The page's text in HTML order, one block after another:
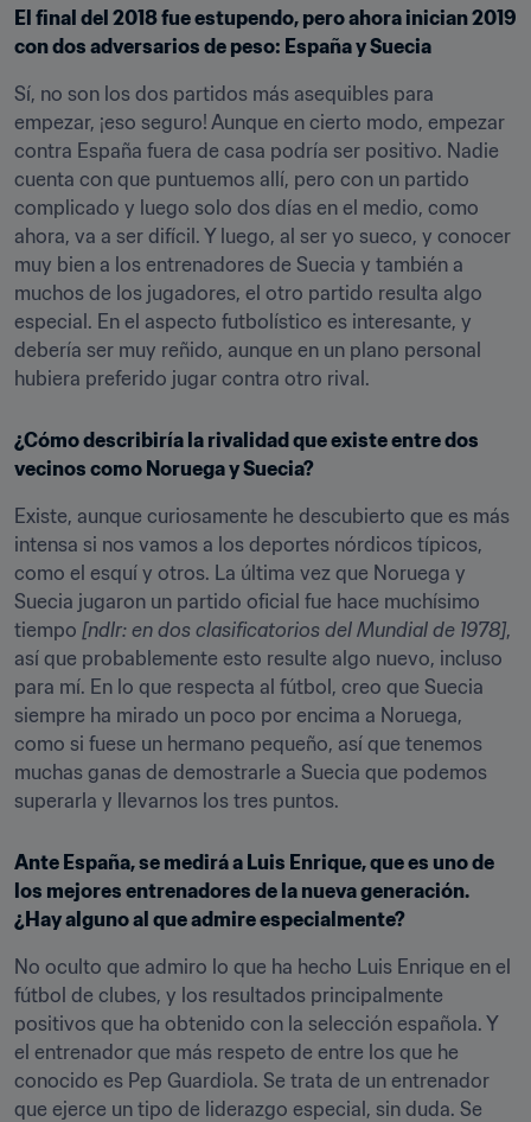
El final del 2018 fue estupendo, pero ahora inician 2019
con dos adversarios de peso: España y Suecia
Sí, no son los dos partidos más asequibles para
empezar, ¡eso seguro! Aunque en cierto modo, empezar
contra España fuera de casa podría ser positivo. Nadie
cuenta con que puntuemos allí, pero con un partido
complicado y luego solo dos días en el medio, como
ahora, va a ser difícil. Y luego, al ser yo sueco, y conocer
muy bien a los entrenadores de Suecia y también a
muchos de los jugadores, el otro partido resulta algo
especial. En el aspecto futbolístico es interesante, y
debería ser muy reñido, aunque en un plano personal
hubiera preferido jugar contra otro rival.
¿Cómo describiría la rivalidad que existe entre dos
vecinos como Noruega y Suecia?
Existe, aunque curiosamente he descubierto que es más
intensa si nos vamos a los deportes nórdicos típicos,
como el esquí y otros. La última vez que Noruega y
Suecia jugaron un partido oficial fue hace muchísimo
tiempo [ndlr: en dos clasificatorios del Mundial de 1978],
así que probablemente esto resulte algo nuevo, incluso
para mí. En lo que respecta al fútbol, creo que Suecia
siempre ha mirado un poco por encima a Noruega,
como si fuese un hermano pequeño, así que tenemos
muchas ganas de demostrarle a Suecia que podemos
superarla y llevarnos los tres puntos.
Ante España, se medirá a Luis Enrique, que es uno de
los mejores entrenadores de la nueva generación.
¿Hay alguno al que admire especialmente?
No oculto que admiro lo que ha hecho Luis Enrique en el
fútbol de clubes, y los resultados principalmente
positivos que ha obtenido con la selección española. Y
el entrenador que más respeto de entre los que he
conocido es Pep Guardiola. Se trata de un entrenador
que ejerce un tipo de liderazgo especial, sin duda. Se